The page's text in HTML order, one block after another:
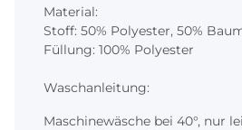
Material:
Stoff: 50% Polyester, 50%
Füllung: 100% Polyester
Waschanleitung:
Maschinewäsche bei 40°, nur